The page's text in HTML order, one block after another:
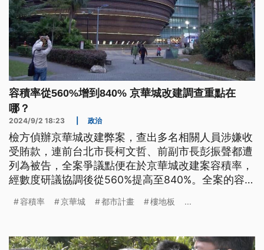
容積率從560%增到840% 京華城改建調查重點在
哪？
2024/9/2 18:23 政治
檢方偵辦京華城改建弊案，查出多名相關人員涉嫌收
受賄款，連前台北市長柯文哲、前副市長彭振聲都遭
列為被告，全案爭議點便在於京華城改建案容積率，
經數度研議協調後從560%提高至840%。全案的容積
容積率 京華城 都市計畫 樓地板 ...